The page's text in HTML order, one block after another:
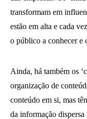
transformam em
estão em alta e cada
o público a conhecer e
Ainda, há também os
organização de
conteúdo em si, mas
da informação